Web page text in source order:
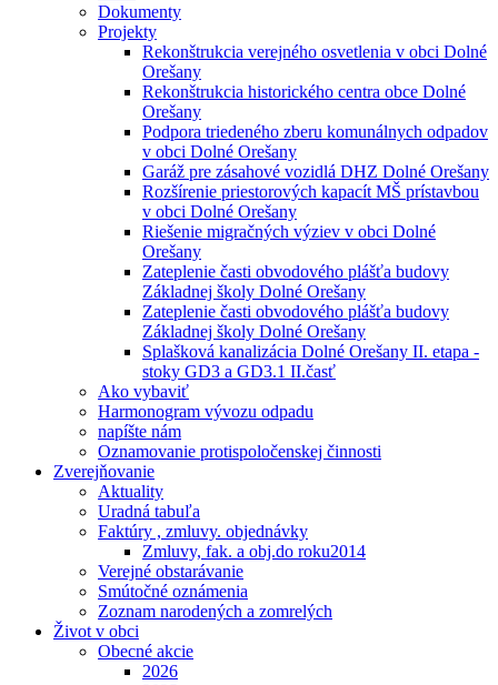
Dokumenty
Projekty
Rekonštrukcia verejného osvetlenia v obci Dolné
Orešany
Rekonštrukcia historického centra obce Dolné
Orešany
Podpora triedeného zberu komunálnych odpadov
v obci Dolné Orešany
Garáž pre zásahové vozidlá DHZ Dolné Orešany
Rozšírenie priestorových kapacít MŠ prístavbou
v obci Dolné Orešany
Riešenie migračných výziev v obci Dolné
Orešany
Zateplenie časti obvodového plášťa budovy
Základnej školy Dolné Orešany
Zateplenie časti obvodového plášťa budovy
Základnej školy Dolné Orešany
Splašková kanalizácia Dolné Orešany II. etapa -
stoky GD3 a GD3.1 II.časť
Ako vybaviť
Harmonogram vývozu odpadu
napíšte nám
Oznamovanie protispoločenskej činnosti
Zverejňovanie
Aktuality
Uradná tabuľa
Faktúry , zmluvy. objednávky
Zmluvy, fak. a obj.do roku2014
Verejné obstarávanie
Smútočné oznámenia
Zoznam narodených a zomrelých
Život v obci
Obecné akcie
2026